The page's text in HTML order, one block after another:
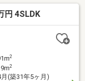
ご案内ツアー可
言われます(^^)/弊
すので、詳しくはそ
円 4SLDK
2
2
(築31年5ヶ月)